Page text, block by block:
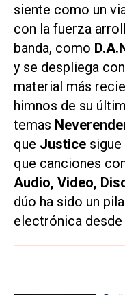
siente como un
con la fuerza
banda, como
y se despliega
material más
himnos de su
temas
que Justice
que canciones
Audio, Video,
dúo ha sido un
electrónica